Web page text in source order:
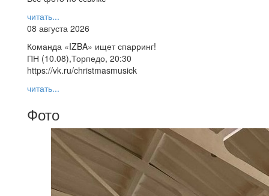
читать...
08 августа 2026
Команда «IZBA» ищет спарринг!
ПН (10.08),Торпедо, 20:30
https://vk.ru/christmasmusick
читать...
Фото